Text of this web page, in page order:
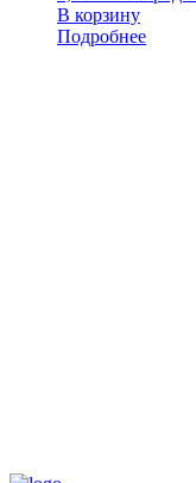
В корзину
Подробнее